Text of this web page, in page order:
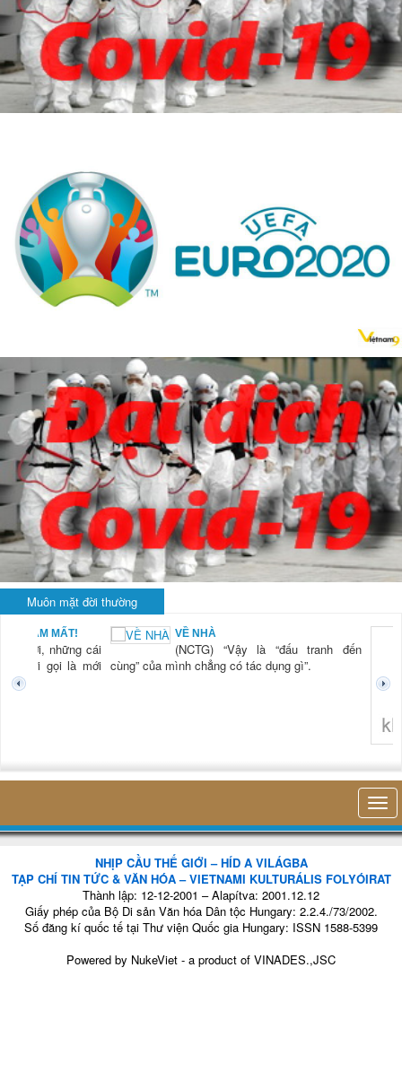
Muôn mặt đời thường
VỀ NHÀ
(NCTG) “Vậy là “đấu tranh đến
mình chẳng có tác dụng gì”.
tiên
trong
nhỏ
NHỊP CẦU THẾ GIỚI – HÍD A VILÁGBA
TẠP CHÍ TIN TỨC & VĂN HÓA – VIETNAMI KULTURÁLIS FOLYÓIRAT
Thành lập: 12-12-2001 – Alapítva: 2001.12.12
Giấy phép của Bộ Di sản Văn hóa Dân tộc Hungary: 2.2.4./73/2002.
Số đăng kí quốc tế tại Thư viện Quốc gia Hungary: ISSN 1588-5399
Powered by NukeViet - a product of VINADES.,JSC